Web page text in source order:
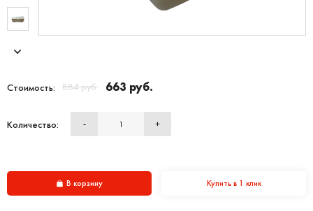
Стоимость: 884 руб. 663 руб.
Количество: - +
В корзину Купить в 1 клик